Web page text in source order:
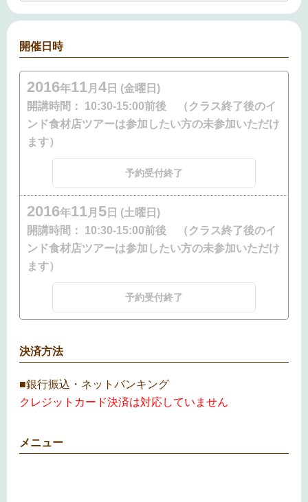
開催日時
2016年11月 4 日 (金曜日)
開講時間：
10:30-15:00前後 （クラス終了後のイ
ンド食材店ツアーは参加したい方の未参加いただけ
ます）
予約受付終了
2016年11月 5 日 (土曜日)
開講時間：
10:30-15:00前後 （クラス終了後のイ
ンド食材店ツアーは参加したい方の未参加いただけ
ます）
予約受付終了
決済方法
■銀行振込・ネットバンキング
クレジットカード決済は対応していません
メニュー